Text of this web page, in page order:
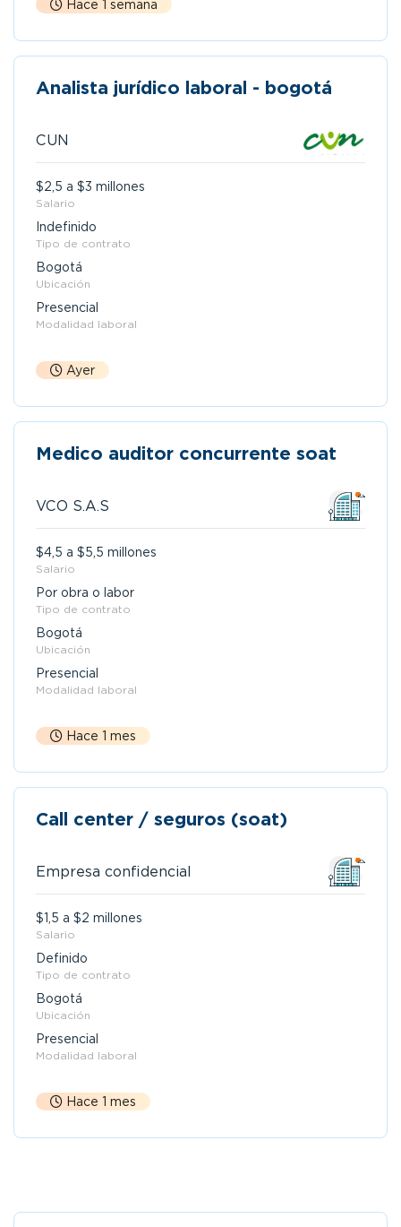
Hace 1 semana
Analista jurídico laboral - bogotá
CUN
$2,5 a $3 millones
Salario
Indefinido
Tipo de contrato
Bogotá
Ubicación
Presencial
Modalidad laboral
Ayer
Medico auditor concurrente soat
VCO S.A.S
$4,5 a $5,5 millones
Salario
Por obra o labor
Tipo de contrato
Bogotá
Ubicación
Presencial
Modalidad laboral
Hace 1 mes
Call center / seguros (soat)
Empresa confidencial
$1,5 a $2 millones
Salario
Definido
Tipo de contrato
Bogotá
Ubicación
Presencial
Modalidad laboral
Hace 1 mes